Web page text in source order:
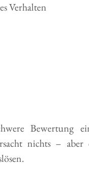
Verhalten
Bewertung
nichts – aber